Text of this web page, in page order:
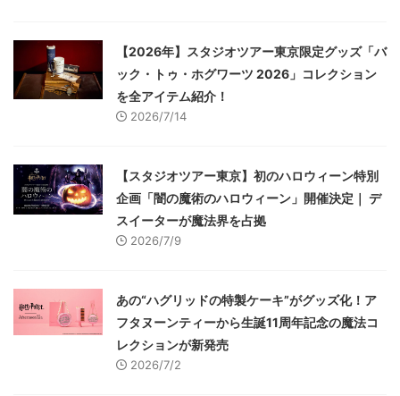
【2026年】スタジオツアー東京限定グッズ「バ
ック・トゥ・ホグワーツ 2026」コレクション
を全アイテム紹介！
2026/7/14
【スタジオツアー東京】初のハロウィーン特別
企画「闇の魔術のハロウィーン」開催決定｜ デ
スイーターが魔法界を占拠
2026/7/9
あの“ハグリッドの特製ケーキ”がグッズ化！ア
フタヌーンティーから生誕11周年記念の魔法コ
レクションが新発売
2026/7/2